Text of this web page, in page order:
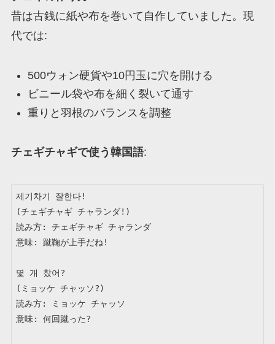
昔は古銭に紙や布を巻いて自作していました。現
代では:
500ウォン硬貨や10円玉に穴を開ける
ビニール袋や布を細く裂いて通す
重りと羽根のバランスを調整
チェギチャギで使う韓国語:
제기차기 잘한다!
(チェギチャギ チャランダ!)
読み方: チェギチャギ チャランダ
意味: 蹴鞠が上手だね!
몇 개 찼어?
(ミョッケ チャッソ?)
読み方: ミョッケ チャッソ
意味: 何回蹴った?